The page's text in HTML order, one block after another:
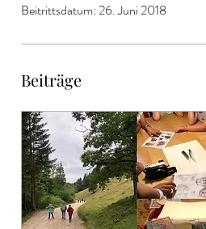
Beitrittsdatum: 26. Juni 2018
Beiträge